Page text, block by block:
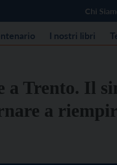
Chi
I nostri libri
a Trento. Il
a